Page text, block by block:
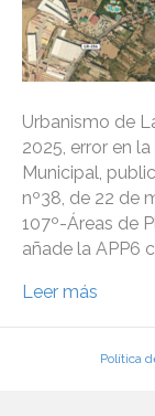
Urbanismo de
2025, error en
Municipal,
nº38, de 22 de
107º-Áreas de
añade la APP6
Leer más
Política